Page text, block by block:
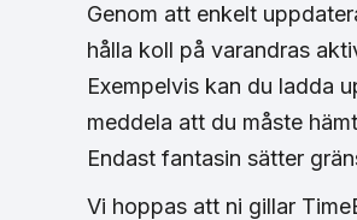
Genom att enkelt
hålla koll på varandras
Exempelvis kan du ladda
meddela att du måste
Endast fantasin sätter
Vi hoppas att ni gillar